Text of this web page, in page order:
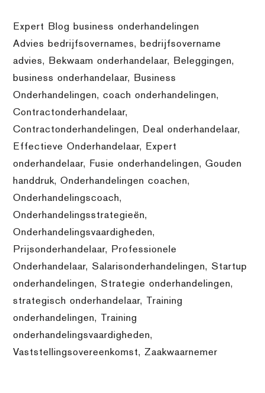
Expert Blog business onderhandelingen
Advies bedrijfsovernames, bedrijfsovername
advies, Bekwaam onderhandelaar, Beleggingen,
business onderhandelaar,
Business
Onderhandelingen,coach onderhandelingen,
Contractonderhandelaar,
Contractonderhandelingen, Deal onderhandelaar,
Effectieve Onderhandelaar,
Expert
onderhandelaar, Fusie onderhandelingen,Gouden
handdruk,Onderhandelingen coachen,
Onderhandelingscoach,
Onderhandelingsstrategieën,
Onderhandelingsvaardigheden,
Prijsonderhandelaar,
Professionele
Onderhandelaar, Salarisonderhandelingen, Startup
onderhandelingen, Strategie onderhandelingen,
strategisch onderhandelaar,
Training
onderhandelingen,
Training
onderhandelingsvaardigheden,
Vaststellingsovereenkomst, Zaakwaarnemer